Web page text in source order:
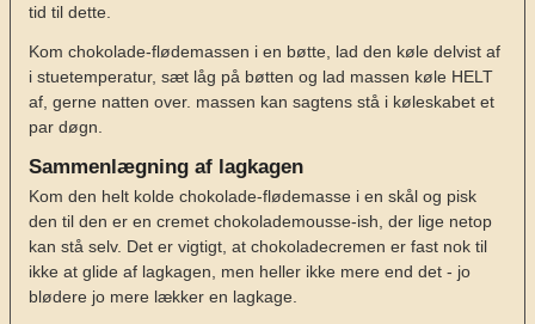
tid til dette.
Kom chokolade-flødemassen i en bøtte, lad den køle delvist af
i stuetemperatur, sæt låg på bøtten og lad massen køle HELT
af, gerne natten over. massen kan sagtens stå i køleskabet et
par døgn.
Sammenlægning af lagkagen
Kom den helt kolde chokolade-flødemasse i en skål og pisk
den til den er en cremet chokolademousse-ish, der lige netop
kan stå selv. Det er vigtigt, at chokoladecremen er fast nok til
ikke at glide af lagkagen, men heller ikke mere end det - jo
blødere jo mere lækker en lagkage.